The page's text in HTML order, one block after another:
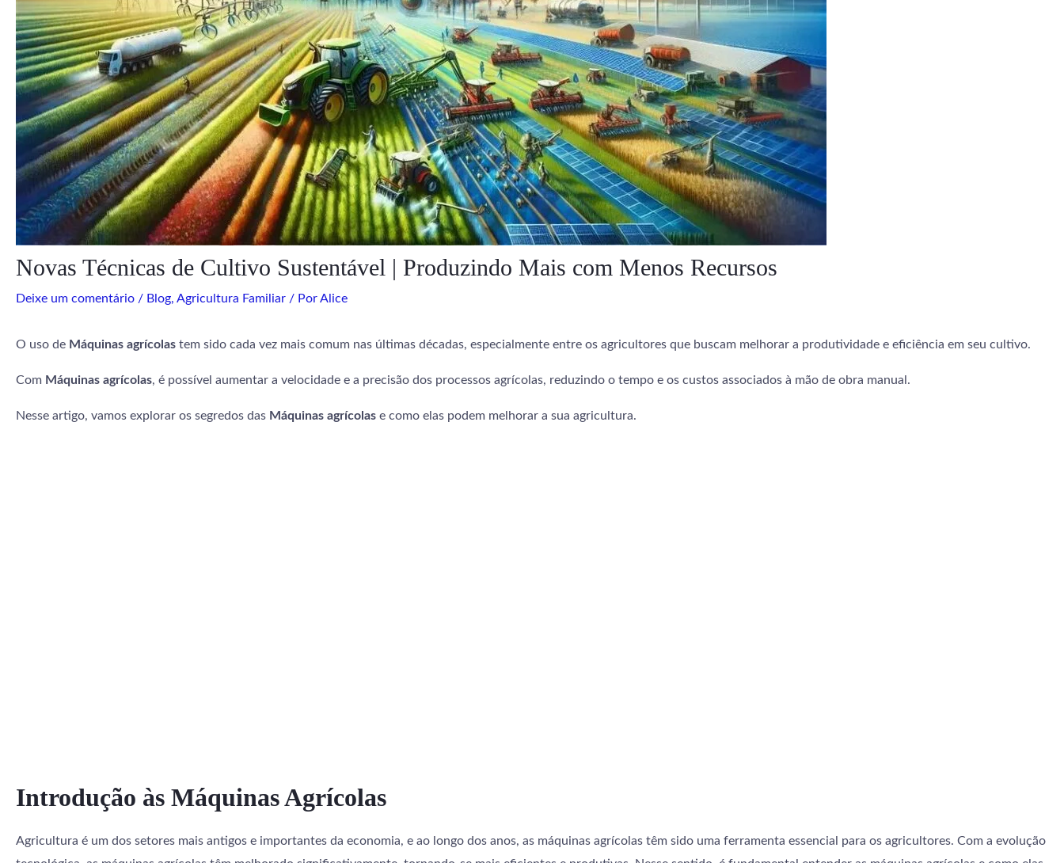
Novas Técnicas de Cultivo Sustentável | Produzindo Mais com Menos Recursos
Deixe um comentário / Blog, Agricultura Familiar / PorAlice
O uso de Máquinas agrícolas tem sido cada vez mais comum nas últimas décadas, especialmente entre os agricultores que buscam melhorar a produtividade e eficiência em seu cultivo.
Com Máquinas agrícolas, é possível aumentar a velocidade e a precisão dos processos agrícolas, reduzindo o tempo e os custos associados à mão de obra manual.
Nesse artigo, vamos explorar os segredos das Máquinas agrícolas e como elas podem melhorar a sua agricultura.
Introdução às Máquinas Agrícolas
Agricultura é um dos setores mais antigos e importantes da economia, e ao longo dos anos, as máquinas agrícolas têm sido uma ferramenta essencial para os agricultores. Com a evolução